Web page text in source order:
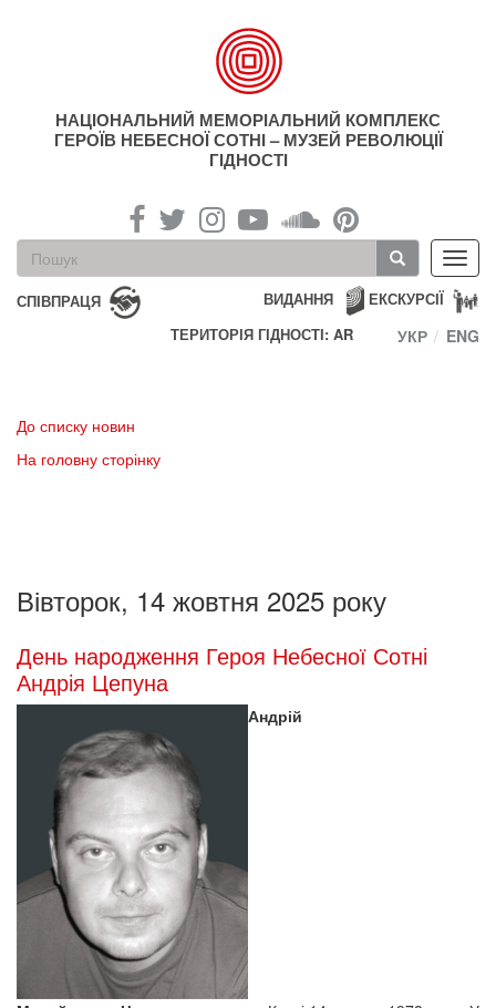
НАЦІОНАЛЬНИЙ МЕМОРІАЛЬНИЙ КОМПЛЕКС
ГЕРОЇВ НЕБЕСНОЇ СОТНІ – МУЗЕЙ РЕВОЛЮЦІЇ
ГІДНОСТІ
Пошукова
форма
Пошук
СПІВПРАЦЯ ЕКСКУРСІЇ
ВИДАННЯ
ТЕРИТОРІЯ ГІДНОСТІ: AR
УКР ENG
До списку новин
На головну сторінку
Вівторок, 14 жовтня 2025 року
День народження Героя Небесної Сотні
Андрія Цепуна
Андрій